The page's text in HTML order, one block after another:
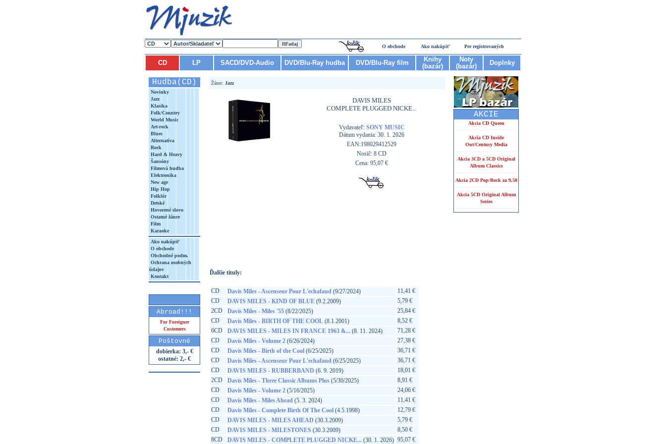
O obchode Ako nakúpiť Pre registrovaných
CD LP SACD/DVD-Audio DVD/Blu-Ray hudba DVD/Blu-Ray film
Knihy
(bazár)
Noty
(bazár)
Doplnky
Hudba(CD)
Novinky
Jazz
Klasika
Folk/Country
World Music
Art-rock
Blues
Alternatíva
Rock
Hard & Heavy
Šansóny
Filmová hudba
Elektronika
New age
Hip Hop
Folklór
Detské
Hovorené slovo
Ostatné žánre
Film
Karaoke
Ako nakúpiť
O obchode
Obchodné podm.
Ochrana osobných
údajov
Kontakt
Abroad!!!
For Foreigner
Customers
Poštovné
dobierka: 3,- €
ostatné: 2,- €
Žáner: Jazz
DAVIS MILES
COMPLETE PLUGGED NICKE...
Vydavateľ: SONY MUSIC
Dátum vydania: 30. 1. 2026
EAN:198029412529
Nosič: 8 CD
Cena: 95,07 €
Ďalšie tituly:
CD Davis Miles - Ascenseur Pour L'echafaud (9/27/2024)
11,41 €
CD
DAVIS MILES - KIND OF BLUE (9.2.2009)
5,79 €
2CD
Davis Miles - Miles '55 (8/22/2025)
25,84 €
CD
Davis Miles - BIRTH OF THE COOL (8.1.2001)
8,52 €
6CD
DAVIS MILES - MILES IN FRANCE 1963 &... (8. 11. 2024)
71,28 €
CD
Davis Miles - Volume 2 (6/26/2024)
27,38 €
CD
Davis Miles - Birth of the Cool (6/25/2025)
36,71 €
CD
Davis Miles - Ascenseur Pour L'echafaud (6/25/2025)
36,71 €
CD
DAVIS MILES - RUBBERBAND (6. 9. 2019)
18,01 €
2CD
Davis Miles - Three Classic Albums Plus (5/30/2025)
8,91 €
CD
Davis Miles - Volume 2 (5/16/2025)
24,06 €
CD
Davis Miles - Miles Ahead (5. 3. 2024)
11,41 €
CD
Davis Miles - Complete Birth Of The Cool (4.5.1998)
12,79 €
CD
DAVIS MILES - MILES AHEAD (30.3.2009)
5,79 €
CD
DAVIS MILES - MILESTONES (30.3.2009)
8,50 €
8CD
DAVIS MILES - COMPLETE PLUGGED NICKE... (30. 1. 2026) 95,07 €
AKCIE
Akcia CD Queen
Akcia CD Inside
Out/Century Media
Akcia 3CD a 5CD Original
Album Classics
Akcia 2CD Pop/Rock za 9,50
Akcia 5CD Original Album
Series